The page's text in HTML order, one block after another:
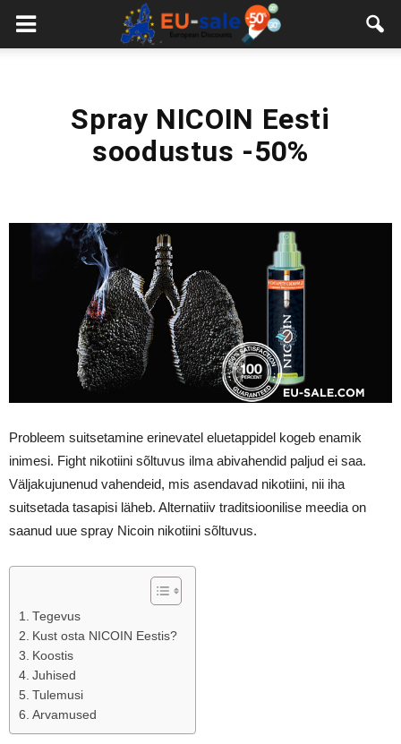
European
Spray NICOIN Eesti
soodustus -50%
Probleem suitsetamine erinevatel eluetappidel kogeb enamik
inimesi. Fight nikotiini sõltuvus ilma abivahendid paljud ei saa.
Väljakujunenud vahendeid, mis asendavad nikotiini, nii iha
suitsetada tasapisi läheb. Alternatiiv traditsioonilise meedia on
saanud uue spray Nicoin nikotiini sõltuvus.
Tegevus
Kust osta NICOIN Eestis?
Koostis
Juhised
Tulemusi
Arvamused